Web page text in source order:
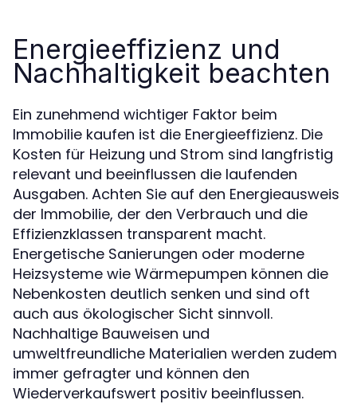
Energieeffizienz und
Nachhaltigkeit beachten
Ein zunehmend wichtiger Faktor beim
Immobilie kaufen ist die Energieeffizienz. Die
Kosten für Heizung und Strom sind langfristig
relevant und beeinflussen die laufenden
Ausgaben. Achten Sie auf den Energieausweis
der Immobilie, der den Verbrauch und die
Effizienzklassen transparent macht.
Energetische Sanierungen oder moderne
Heizsysteme wie Wärmepumpen können die
Nebenkosten deutlich senken und sind oft
auch aus ökologischer Sicht sinnvoll.
Nachhaltige Bauweisen und
umweltfreundliche Materialien werden zudem
immer gefragter und können den
Wiederverkaufswert positiv beeinflussen.